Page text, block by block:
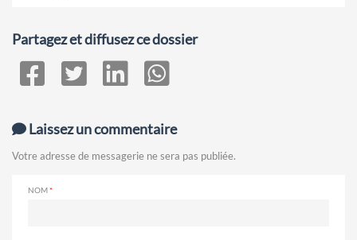
Partagez et diffusez ce dossier
Laissez un commentaire
Votre adresse de messagerie ne sera pas publiée.
NOM